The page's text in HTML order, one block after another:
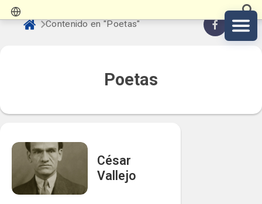
Contenido en "Poetas"
Poetas
César
Vallejo